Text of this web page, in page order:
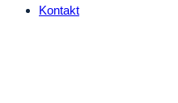
Kontakt